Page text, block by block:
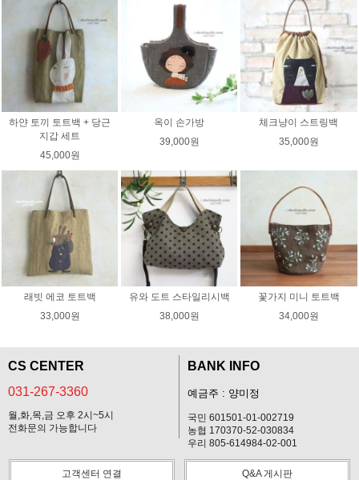
하얀 토끼 토트백 + 당근
지갑 세트
45,000원
옥이 손가방
39,000원
체크냥이 스트링백
35,000원
래빗 에코 토트백
33,000원
유와 도트 스타일리시백
38,000원
꽃가지 미니 토트백
34,000원
CS CENTER
031-267-3360
월,화,목,금 오후 2시~5시
전화문의 가능합니다
BANK INFO
예금주 : 양미정
국민 601501-01-002719
농협 170370-52-030834
우리 805-614984-02-001
고객센터 연결 Q&A 게시판